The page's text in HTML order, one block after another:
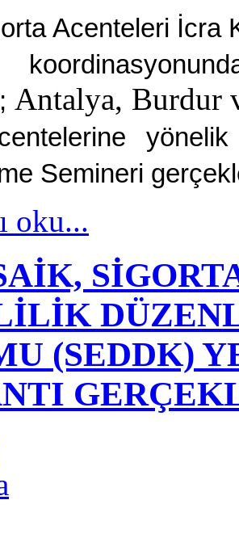
Acenteleri İcra
Antalya, Burdur
Semineri
oku...
(SEDDK)